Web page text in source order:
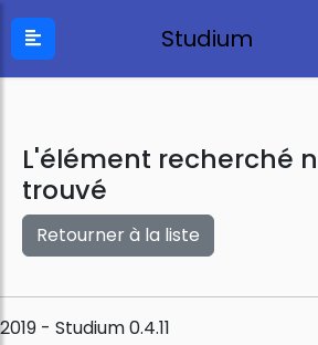
Studium
L'élément recherché
trouvé
Retourner à la liste
2019 - Studium 0.4.11